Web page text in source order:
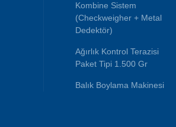
Kombine Sistem
(Checkweigher + Metal
Dedektör)
Ağırlık Kontrol Terazisi
Paket Tipi 1.500 Gr
Balık Boylama Makinesi